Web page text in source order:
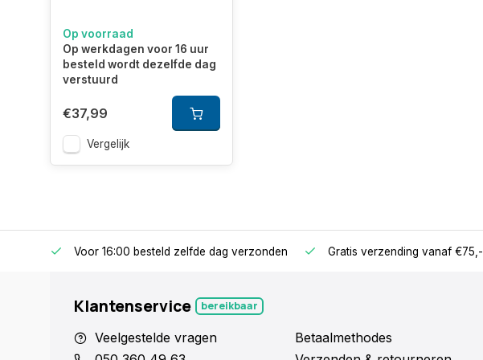
Op voorraad
Op werkdagen voor 16 uur
besteld wordt dezelfde dag
verstuurd
€37,99
Vergelijk
Voor 16:00 besteld zelfde dag verzonden Gratis verzending vanaf €75,-
Klantenservice bereikbaar
Veelgestelde vragen
Betaalmethodes